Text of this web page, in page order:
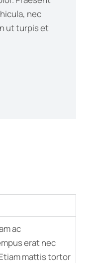
nec
ut turpis et
ac
erat nec
mattis tortor